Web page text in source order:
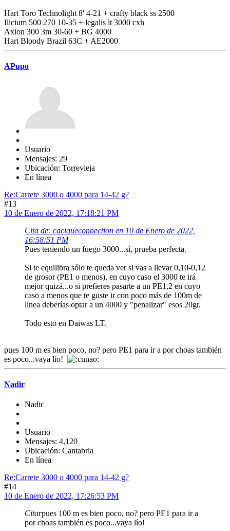
Hart Toro Technolight 8' 4-21 + crafty black ss 2500
Ilicium 500 270 10-35 + legalis lt 3000 cxh
Axion 300 3m 30-60 + BG 4000
Hart Bloody Brazil 63C + AE2000
APupo
Usuario
Mensajes: 29
Ubicación: Torrevieja
En línea
Re:Carrete 3000 o 4000 para 14-42 g?
#13
10 de Enero de 2022, 17:18:21 PM
Cita de: caciqueconnection en 10 de Enero de 2022,
16:58:51 PM
Pues teniendo un fuego 3000...sí, prueba perfecta.
Si te equilibra sólo te queda ver si vas a llevar 0,10-0,12
de grosor (PE1 o menos), en cuyo caso el 3000 te irá
mejor quizá...o si prefieres pasarte a un PE1,2 en cuyo
caso a menos que te guste ir con poco más de 100m de
linea deberías optar a un 4000 y "penalizar" esos 20gr.
Todo esto en Daiwas LT.
pues 100 m es bien poco, no? pero PE1 para ir a por choas también
es poco...vaya lío!
Nadir
Nadir
Usuario
Mensajes: 4,120
Ubicación: Cantabria
En línea
Re:Carrete 3000 o 4000 para 14-42 g?
#14
10 de Enero de 2022, 17:26:53 PM
Citarpues 100 m es bien poco, no? pero PE1 para ir a
por choas también es poco...vaya lío!